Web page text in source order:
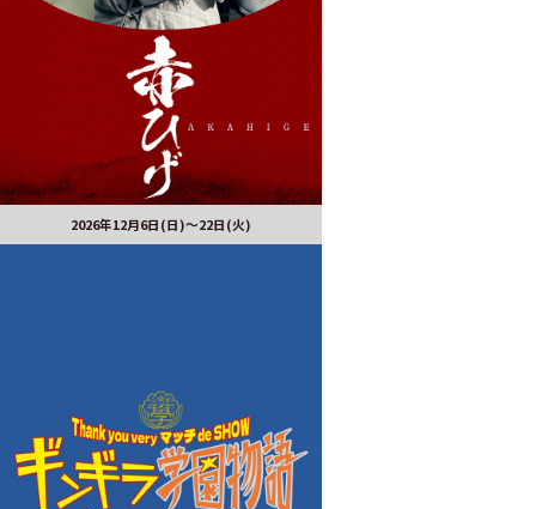
2026年12月6日(日)～22日(火)